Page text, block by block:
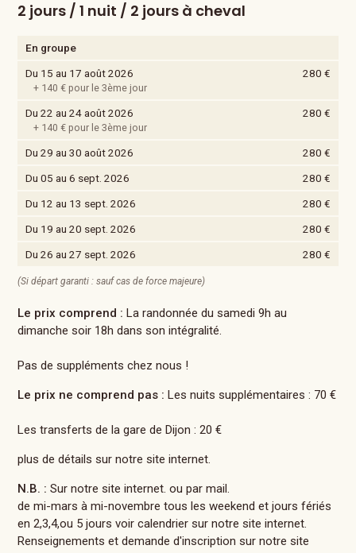
2 jours / 1 nuit / 2 jours à cheval
En groupe
Du 15 au 17 août 2026
280 €
+ 140 € pour le 3ème jour
Du 22 au 24 août 2026 280 €
+ 140 € pour le 3ème jour
Du 29 au 30 août 2026
280 €
Du 05 au 6 sept. 2026
280 €
Du 12 au 13 sept. 2026
280 €
Du 19 au 20 sept. 2026
280 €
Du 26 au 27 sept. 2026
280 €
(Si départ garanti : sauf cas de force majeure)
Le prix comprend : La randonnée du samedi 9h au
dimanche soir 18h dans son intégralité.
Pas de suppléments chez nous !
Le prix ne comprend pas : Les nuits supplémentaires : 70 €
Les transferts de la gare de Dijon : 20 €
plus de détails sur notre site internet.
N.B. : Sur notre site internet. ou par mail.
de mi-mars à mi-novembre tous les weekend et jours fériés
en 2,3,4,ou 5 jours voir calendrier sur notre site internet.
Renseignements et demande d'inscription sur notre site